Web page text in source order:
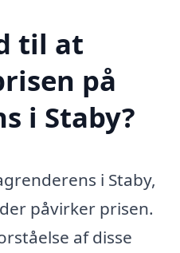
til at
på
i Staby?
i Staby,
påvirker prisen.
af disse